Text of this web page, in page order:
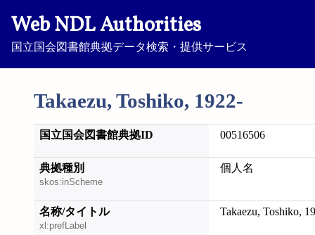
Web NDL Authorities
国立国会図書館典拠データ検索・提供サービス
Takaezu, Toshiko, 1922-
国立国会図書館典拠ID 00516506
典拠種別
skos:inScheme
個人名
名称/タイトル
xl:prefLabel
Takaezu, Toshiko,